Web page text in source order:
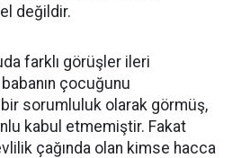
değildir.
farklı görüşler ileri
çocuğunu
sorumluluk olarak görmüş,
kabul etmemiştir. Fakat
çağında olan kimse hacca